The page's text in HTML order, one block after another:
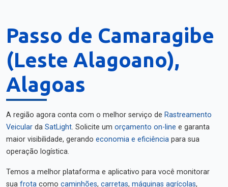
Passo de Camaragibe
(Leste Alagoano),
Alagoas
A região agora conta com o melhor serviço de Rastreamento
Veicular da SatLight. Solicite um orçamento on-line e garanta
maior visibilidade, gerando economia e eficiência para sua
operação logística.
Temos a melhor plataforma e aplicativo para você monitorar
sua frota como caminhões, carretas, máquinas agrícolas,